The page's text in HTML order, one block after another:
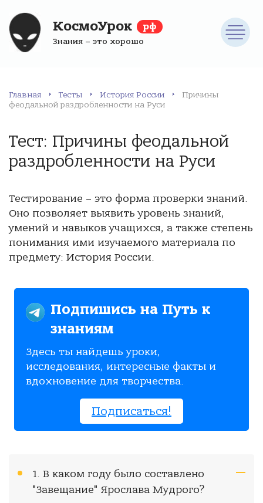
КосмоУрок рф
Знания – это хорошо
Главная Тесты История России
Причины
феодальной раздробленности на Руси
Тест: Причины феодальной
раздробленности на Руси
Тестирование – это форма проверки знаний.
Оно позволяет выявить уровень знаний,
умений и навыков учащихся, а также степень
понимания ими изучаемого материала по
предмету: История России.
Подпишись на Путь к
знаниям
Здесь ты найдешь уроки,
исследования, интересные факты и
вдохновение для творчества.
Подписаться!
1. В каком году было составлено
"Завещание" Ярослава Мудрого?